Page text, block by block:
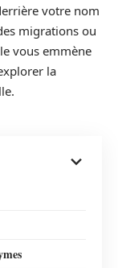
votre nom
migrations ou
vous emmène
la